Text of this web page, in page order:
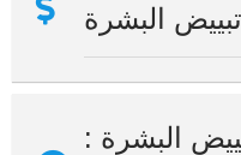
تبييض البشرة
البشرة :